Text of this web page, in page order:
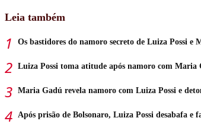
Leia também
Os bastidores do namoro secreto de Luiza Possi e
Luiza Possi toma atitude após namoro com Maria
Maria Gadú revela namoro com Luiza Possi e
Após prisão de Bolsonaro, Luiza Possi desabafa e